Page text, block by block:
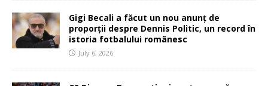
Gigi Becali a făcut un nou anunț de
proporții despre Dennis Politic, un record în
istoria fotbalului românesc
July 6, 2026